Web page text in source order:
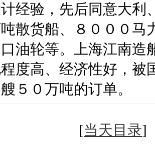
经验，先后同意大
散货船、８０００
油轮等。上海江南
度高、经济性好，被
５０万吨的订单。
[当天目录